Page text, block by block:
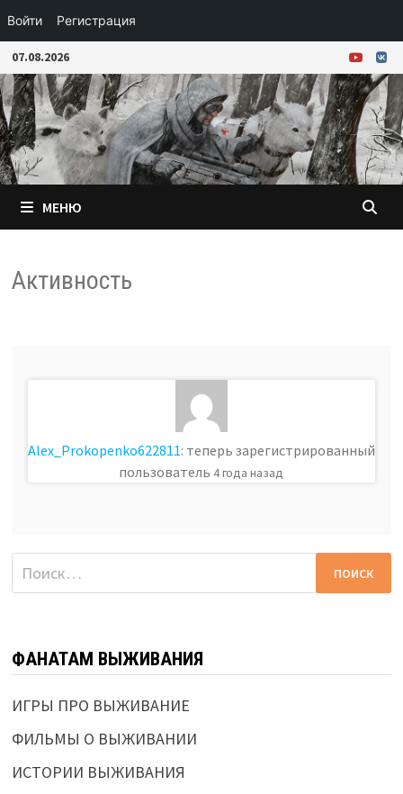
Войти Регистрация
Перейти
к
содержимому
07.08.2026
МЕНЮ
Активность
Alex_Prokopenko622811: теперь зарегистрированный
пользователь 4 года назад
Найти:
ФАНАТАМ ВЫЖИВАНИЯ
ИГРЫ ПРО ВЫЖИВАНИЕ
ФИЛЬМЫ О ВЫЖИВАНИИ
ИСТОРИИ ВЫЖИВАНИЯ